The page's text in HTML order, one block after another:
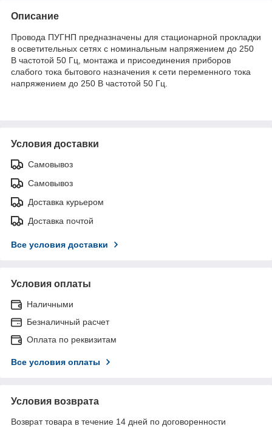
Описание
Провода ПУГНП предназначены для стационарной прокладки
в осветительных сетях с номинальным напряжением до 250
В частотой 50 Гц, монтажа и присоединения приборов
слабого тока бытового назначения к сети переменного тока
напряжением до 250 В частотой 50 Гц.
Условия доставки
Самовывоз
Самовывоз
Доставка курьером
Доставка почтой
Все условия доставки
Условия оплаты
Наличными
Безналичный расчет
Оплата по реквизитам
Все условия оплаты
Условия возврата
Возврат товара в течение 14 дней по договоренности